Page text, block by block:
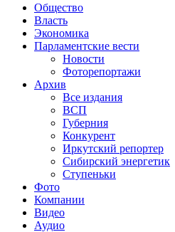
Общество
Власть
Экономика
Парламентские вести
Новости
Фоторепортажи
Архив
Все издания
ВСП
Губерния
Конкурент
Иркутский репортер
Сибирский энергетик
Ступеньки
Фото
Компании
Видео
Аудио